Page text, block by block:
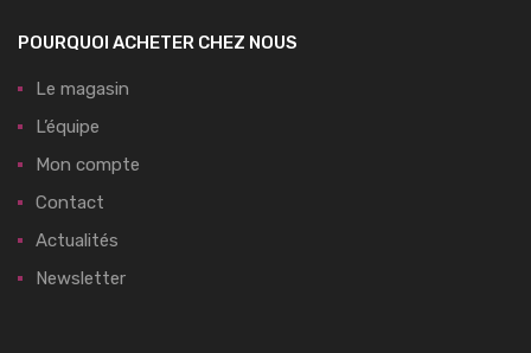
POURQUOI ACHETER CHEZ NOUS
Le magasin
L’équipe
Mon compte
Contact
Actualités
Newsletter